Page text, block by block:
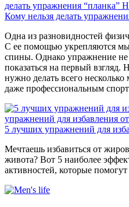
делать упражнения “планка”
Кому нельзя делать
Одна из разновидностей
С ее помощью укрепляются
спины. Однако упражнение не
показаться на первый взгляд.
нужно делать всего
даже профессиональным
упражнений для избавления
5 лучших упражнений для
Мечтаешь избавиться от
живота? Вот 5 наиболее
активностей, которые